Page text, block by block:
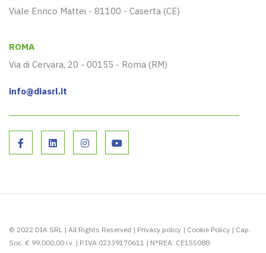
Viale Enrico Mattei - 81100 - Caserta (CE)
ROMA
Via di Cervara, 20 - 00155 - Roma (RM)
info@diasrl.it
© 2022 DIA SRL | All Rights Reserved | Privacy policy | Cookie Policy | Cap.
Soc. € 99.000,00 i.v. | P.IVA 02339170611 | N°REA: CE155088